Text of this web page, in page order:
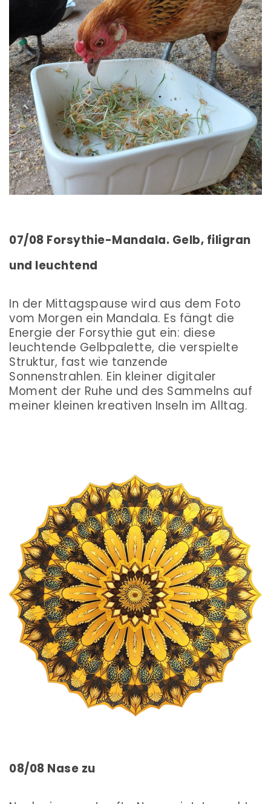
07/08 Forsythie-Mandala. Gelb, filigran
und leuchtend
In der Mittagspause wird aus dem Foto
vom Morgen ein Mandala. Es fängt die
Energie der Forsythie gut ein: diese
leuchtende Gelbpalette, die verspielte
Struktur, fast wie tanzende
Sonnenstrahlen. Ein kleiner digitaler
Moment der Ruhe und des Sammelns auf
meiner kleinen kreativen Inseln im Alltag.
08/08 Nase zu